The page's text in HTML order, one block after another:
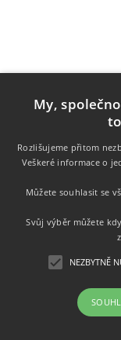
Copyright ©
My,
Rozlišujeme přitom
Veškeré informace o
Můžete souhlasit se
Svůj výběr můžete
NEZBYTNĚ